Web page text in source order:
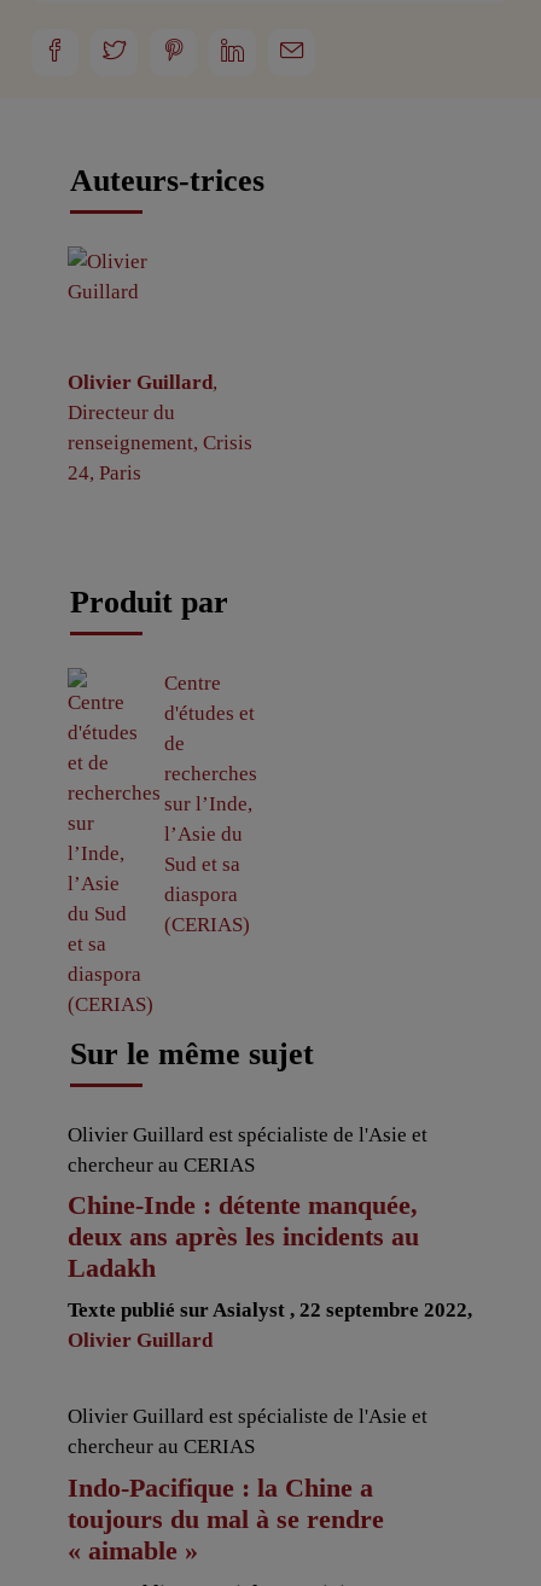
Auteurs-trices
Olivier Guillard,
Directeur du
renseignement, Crisis
24, Paris
Produit par
Centre
d'études et
de
recherches
sur l’Inde,
l’Asie du
Sud et sa
diaspora
(CERIAS)
Sur le même sujet
Olivier Guillard est spécialiste de l'Asie et
chercheur au CERIAS
Chine-Inde : détente manquée,
deux ans après les incidents au
Ladakh
Texte publié sur Asialyst , 22 septembre 2022,
Olivier Guillard
Olivier Guillard est spécialiste de l'Asie et
chercheur au CERIAS
Indo-Pacifique : la Chine a
toujours du mal à se rendre
« aimable »